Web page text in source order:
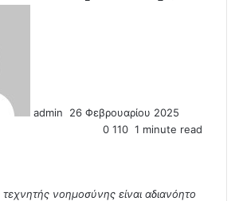
admin
e
26 Φεβρουαρίου 2025
0 110 1 minute read
νοημοσύνης είναι αδιανόητο